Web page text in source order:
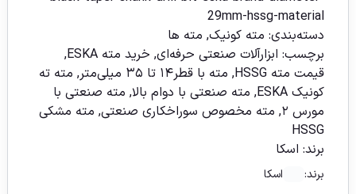
29mm-hssg-material
دسته‌بندی: مته کونیک, مته ها
برچسب: ابزارآلات صنعتی حرفه‌ای, خرید مته ESKA
,
قیمت مته HSSG
, مته با قطر۱۴ تا ۳۵ میلی‌متر , مته ته
کونیک ESKA
, مته صنعتی با دوام بالا, مته صنعتی با
مورس ۲ , مته مخصوص سوراخکاری صنعتی, مته مشکی
HSSG
برند: اسکا
برند: اسکا